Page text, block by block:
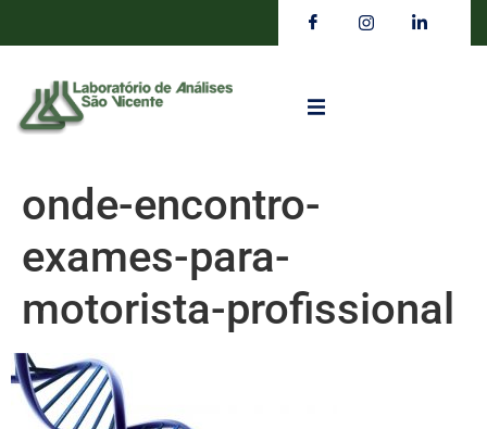
onde-encontro-
exames-para-
motorista-profissional